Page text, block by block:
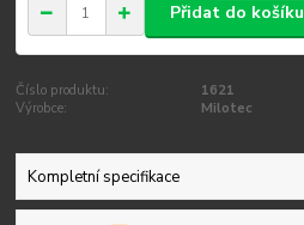
Přidat do košíku
Číslo produktu:
1621
Výrobce:
Milotec
Kompletní specifikace